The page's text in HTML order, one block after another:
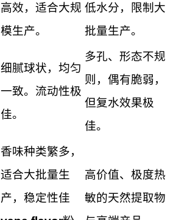
高效，适合大规
模生产。
低水分，限制大
批量生产。
细腻球状，均匀
一致。流动性极
佳。
多孔、形态不规
则，偶有脆弱，
但复水效果极
佳。
香味种类繁多，
适合大批量生
产，稳定性佳
高价值、极度热
敏的天然提取物